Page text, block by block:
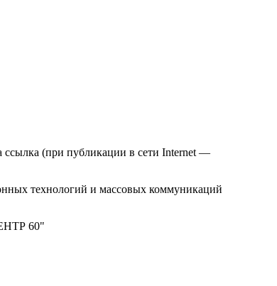
ссылка (при публикации в сети Internet —
технологий и массовых коммуникаций
60"